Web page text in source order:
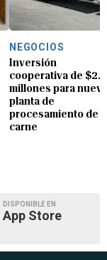
NEGOCIOS
Inversión
cooperativa de $2.8
millones para nueva
planta de
procesamiento de
carne
DISPONIBLE EN
App Store